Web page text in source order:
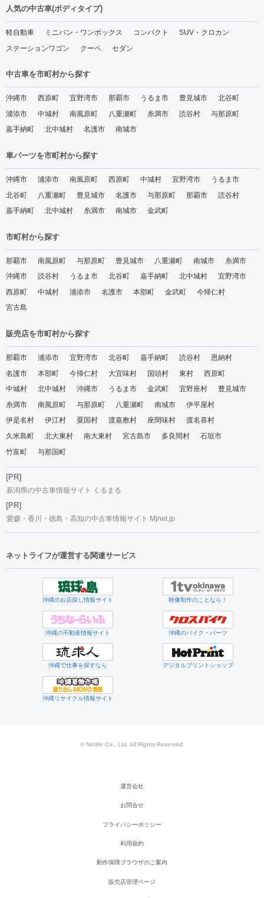
人気の中古車(ボディタイプ)
軽自動車 ミニバン・ワンボックス コンパクト
SUV・クロカン
ステーションワゴン
クーペ セダン
中古車を市町村から探す
沖縄市 西原町 宜野湾市 那覇市 うるま市 豊見城市
北谷町
浦添市
中城村 南風原町 八重瀬町 糸満市 読谷村
与那原町
嘉手納町
北中城村 名護市 南城市
車パーツを市町村から探す
沖縄市 浦添市 南風原町 西原町 中城村 宜野湾市
うるま市
北谷町
八重瀬町 豊見城市 名護市 与那原町 那覇市
読谷村
嘉手納町
北中城村 糸満市 南城市 金武町
市町村から探す
那覇市 南風原町 与那原町 豊見城市 八重瀬町 南城市
糸満市
沖縄市
読谷村 うるま市 北谷町 嘉手納町 北中城村
宜野湾市
西原町
中城村 浦添市 名護市 本部町 金武町
今帰仁村
宮古島
販売店を市町村から探す
那覇市 浦添市 宜野湾市 北谷町 嘉手納町 読谷村
恩納村
名護市
本部町 今帰仁村 大宜味村 国頭村 東村
西原町
中城村
北中城村 沖縄市 うるま市 金武町 宜野座村
豊見城市
糸満市
南風原町 与那原町 八重瀬町 南城市
伊平屋村
伊是名村
伊江村 粟国村 渡嘉敷村 座間味村
渡名喜村
久米島町
北大東村 南大東村 宮古島市 多良間村
石垣市
竹富町
与那国町
[PR]
新潟県の中古車情報サイト くるまる
[PR]
愛媛・香川・徳島・高知の中古車情報サイト Mjnet.jp
ネットライフが運営する関連サービス
沖縄のお店探し情報サイト 映像制作のことなら！
沖縄の不動産情報サイト 沖縄のバイク・パーツ
沖縄で仕事を探すなら デジタルプリントショップ
沖縄リサイクル情報サイト
© Netlife Co., Ltd. All Rights Reserved.
運営会社
お問合せ
プライバシーポリシー
利用規約
動作保障ブラウザのご案内
販売店管理ページ